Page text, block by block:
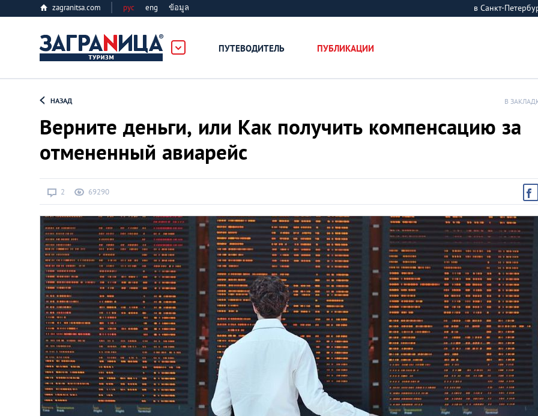
zagranitsa.com рус eng ข้อมูล в Санкт-
ПУТЕВОДИТЕЛЬ ПУБЛИКАЦИИ
Алматы
Афины
Киев
Лондон
Лос-Анджелес
Москва
Париж
НАЗАД В
Верните деньги, или Как получить компенсацию за
отмененный авиарейс
2 69290